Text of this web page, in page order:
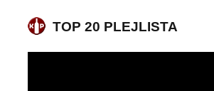
TOP 20 PLEJLISTA